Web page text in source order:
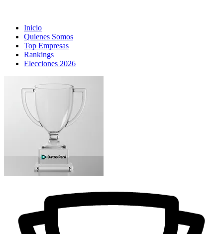
Inicio
Quienes Somos
Top Empresas
Rankings
Elecciones 2026